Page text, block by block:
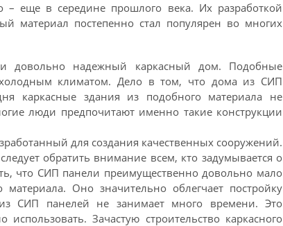
еще в середине прошлого века. Их разработкой
материал постепенно стал популярен во многих
довольно надежный каркасный дом. Подобные
климатом. Дело в том, что дома из СИП
каркасные здания из подобного материала не
люди предпочитают именно такие конструкции
для создания качественных сооружений.
обратить внимание всем, кто задумывается о
что СИП панели преимущественно довольно мало
Оно значительно облегчает постройку
СИП панелей не занимает много времени. Это
Зачастую строительство каркасного